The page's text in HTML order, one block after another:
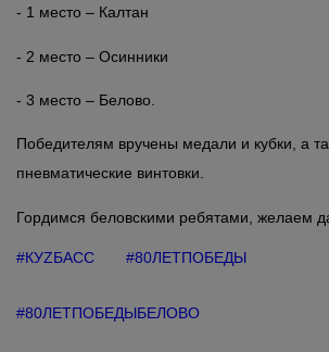
- 1 место – Калтан
- 2 место – Осинники
- 3 место – Белово.
Победителям вручены медали и кубки, а
пневматические винтовки.
Гордимся беловскими ребятами, желаем
#КУZБАСС #80ЛЕТПОБЕДЫ
#80ЛЕТПОБЕДЫБЕЛОВО